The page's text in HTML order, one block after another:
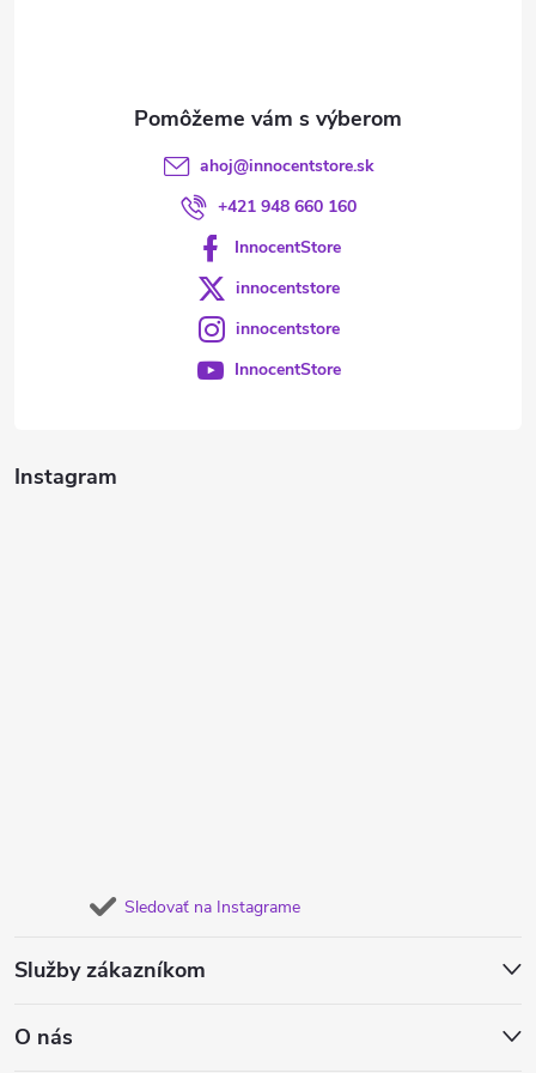
Instagram
Sledovať na Instagrame
Služby zákazníkom
O nás
ahoj@innocentstore.sk
+421 948 660 160
InnocentStore
innocentstore
innocentstore
InnocentStore